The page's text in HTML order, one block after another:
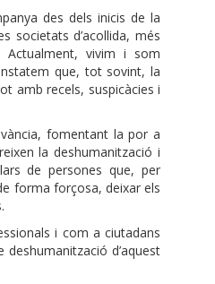
des dels inicis de la
societats d’acollida, més
vivim i som
que, tot sovint, la
amb recels, suspicàcies i
fomentant la por a
la deshumanització i
de persones que, per
forma forçosa, deixar els
i com a ciutadans
d’aquest